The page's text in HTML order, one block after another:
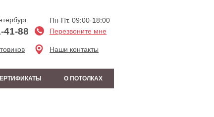
Пн-Пт. 09:00-18:00
Перезвоните мне
Наши контакты
41-88
О ПОТОЛКАХ